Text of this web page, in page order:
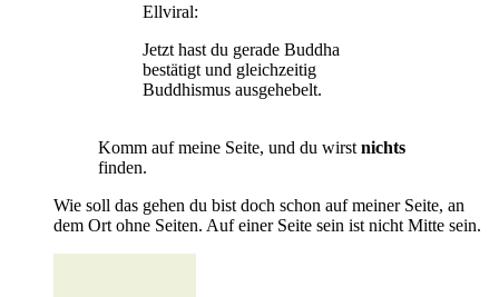
Ellviral:
Jetzt hast du gerade Buddha
bestätigt und gleichzeitig
Buddhismus ausgehebelt.
Komm auf meine Seite, und du wirst nichts
finden.
Wie soll das gehen du bist doch schon auf meiner Seite, an
dem Ort ohne Seiten. Auf einer Seite sein ist nicht Mitte sein.